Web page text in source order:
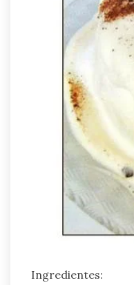
Ingredientes: